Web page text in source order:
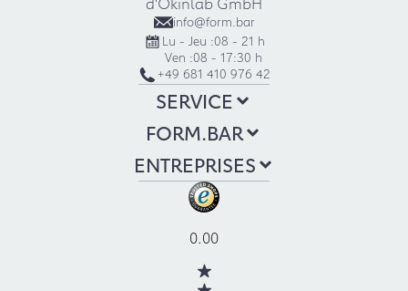
info@form.bar
Lu - Jeu :08 - 21 h
Ven :08 - 17:30 h
+49 681 410 976 42
SERVICE
FORM.BAR
ENTREPRISES
0.00